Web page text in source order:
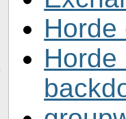
Horde
Horde